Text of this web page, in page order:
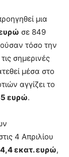
μια
σε 849
τόσο την
σημερινές
μέσα στο
αγγίζει το
ευρώ.
4 Απριλίου
4,4 εκατ. ευρώ,